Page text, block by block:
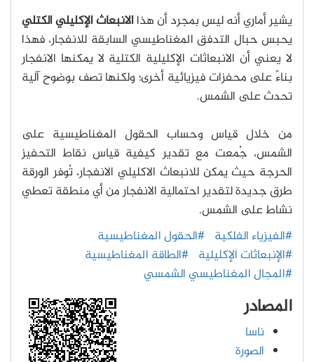
يشير أماري أنه ليس بمجرد أن هذا الانبعاث الإكليلي الكتلي
يحبس حبال التدفق المغناطيسي السابقة للانفجار، فهذا
لا يعني أن الانبعاثات الإكليلية الكتلية لا يمكنها الانفجار
بناءً على محفزات فيزيائية أخرى؛ ولكنها تصف بوضوح آلية
تحدث على الشمس.
من خلال قياس وحساب الحقول المغناطيسية على
الشمس، جُمعت مع تقدير كيفية قياس نقاط التحفيز
الحرجة حيث يمكن للانبعاث الاكليلي الانفجار، تُوفر الورقة
طرق جديدة لتقدير احتمالية الانفجار من أي منطقة تعطي
نشاط على الشمس.
#الفيزياء الفلكية #الحقول المغناطيسية
#الإنبعاثات الإكليلية #الطاقة المغناطيسية
#المجال المغناطيسي الشمسي
المصادر
ناسا
الصورة